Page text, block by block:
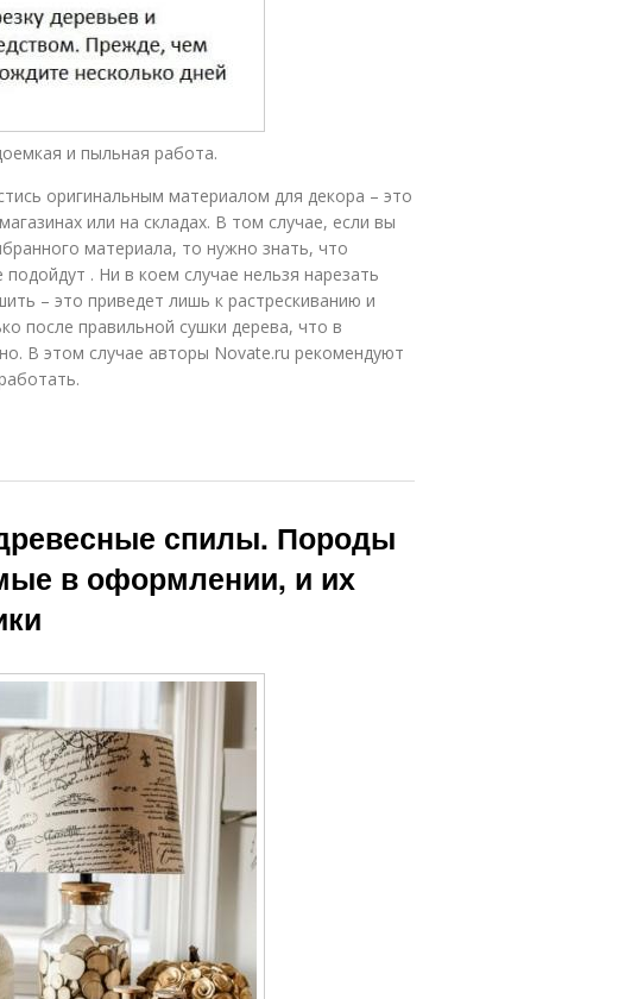
и пыльная работа.
оригинальным материалом для декора – это
или на складах. В том случае, если вы
материала, то нужно знать, что
. Ни в коем случае нельзя нарезать
– это приведет лишь к растрескиванию и
после правильной сушки дерева, что в
В этом случае авторы Novate.ru рекомендуют
спилы. Породы
в оформлении, и их